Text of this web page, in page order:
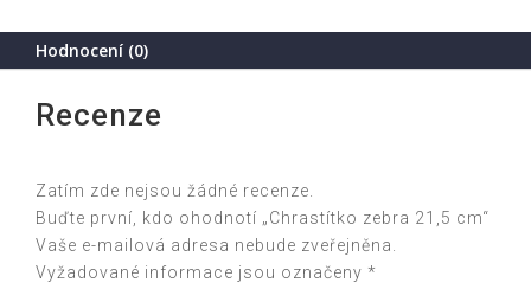
Hodnocení (0)
Recenze
Zatím zde nejsou žádné recenze.
Buďte první, kdo ohodnotí „Chrastítko zebra 21,5 cm“
Vaše e-mailová adresa nebude zveřejněna.
Vyžadované informace jsou označeny *